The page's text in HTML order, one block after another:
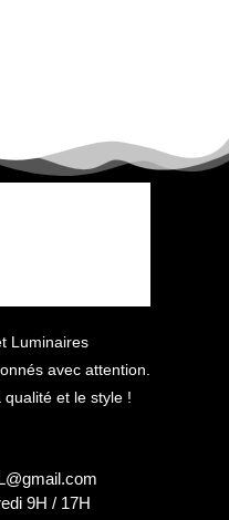
Luminaires
avec attention.
qualité et le style !
9H / 17H